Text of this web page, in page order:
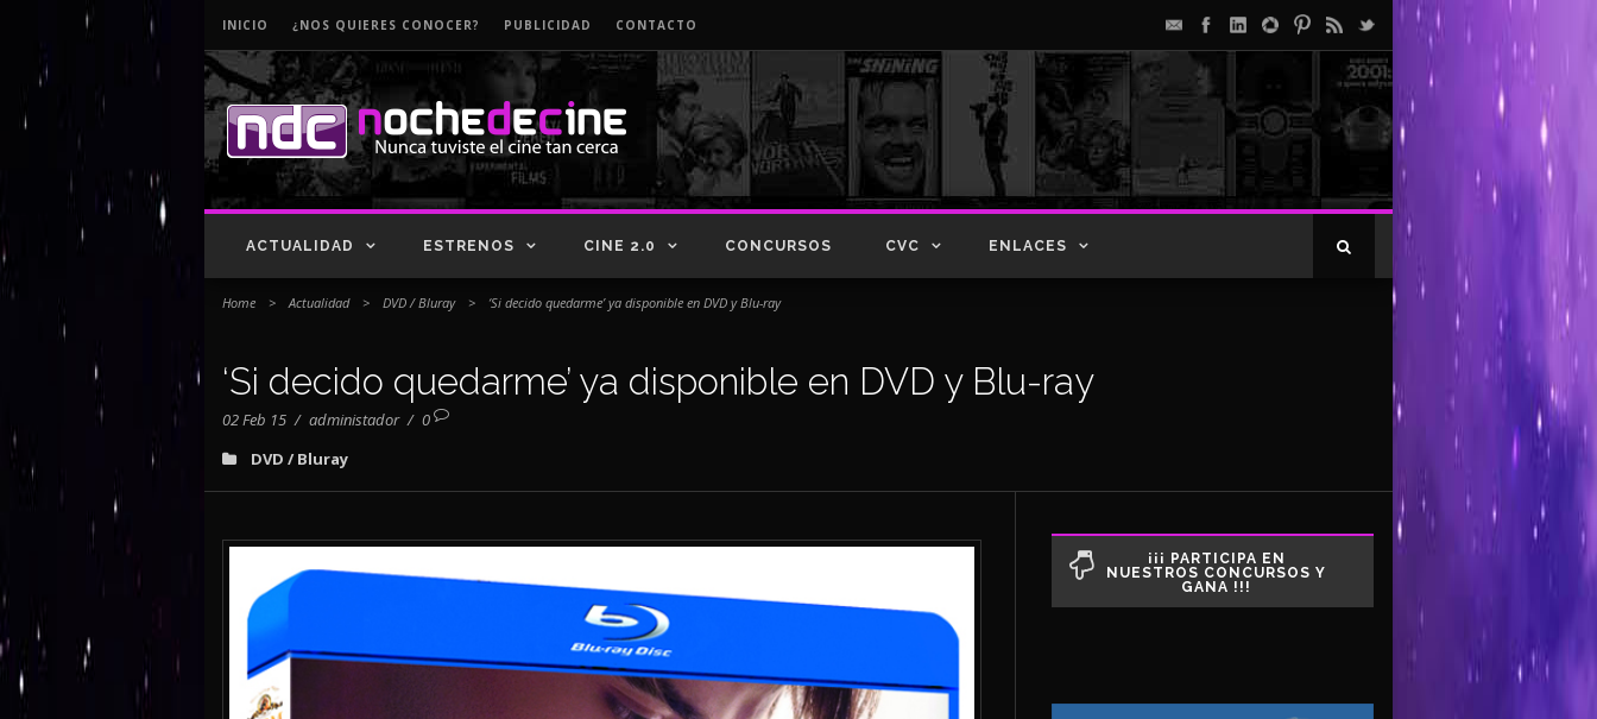
INICIO ¿NOS QUIERES CONOCER? PUBLICIDAD CONTACTO
ACTUALIDAD ESTRENOS CINE 2.0 CONCURSOS CVC ENLACES
Home > Actualidad > DVD / Bluray > ‘Si decido quedarme’ ya disponible en DVD y Blu-ray
‘Si decido quedarme’ ya disponible en DVD y Blu-ray
02 Feb 15 / administador / 0
DVD / Bluray
¡¡¡ PARTICIPA EN
NUESTROS CONCURSOS Y
GANA !!!